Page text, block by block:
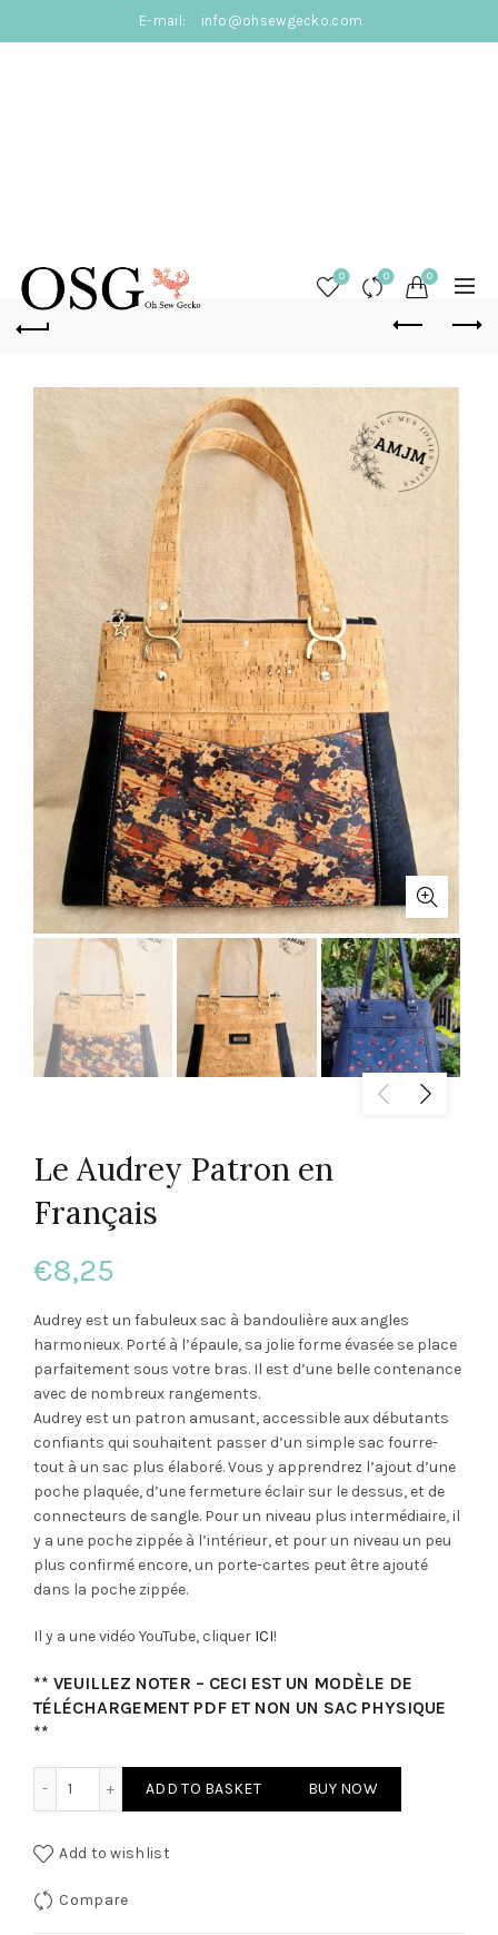
E-mail: info@ohsewgecko.com
0 0 0
Le Audrey Patron en
Français
€8,25
Audrey est un fabuleux sac à bandoulière aux angles
harmonieux. Porté à l’épaule, sa jolie forme évasée se place
parfaitement sous votre bras. Il est d’une belle contenance
avec de nombreux rangements.
Audrey est un patron amusant, accessible aux débutants
confiants qui souhaitent passer d’un simple sac fourre-
tout à un sac plus élaboré. Vous y apprendrez l’ajout d’une
poche plaquée, d’une fermeture éclair sur le dessus, et de
connecteurs de sangle. Pour un niveau plus intermédiaire, il
y a une poche zippée à l’intérieur, et pour un niveau un peu
plus confirmé encore, un porte-cartes peut être ajouté
dans la poche zippée.
Il y a une vidéo YouTube, cliquer ICI!
** VEUILLEZ NOTER – CECI EST UN MODÈLE DE
TÉLÉCHARGEMENT PDF ET NON UN SAC PHYSIQUE
**
ADD TO BASKET BUY NOW
Add to wishlist
Compare